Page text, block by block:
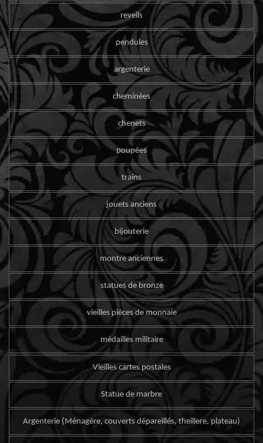
reveils
pendules
argenterie
cheminées
chenets
poupées
trains
jouets anciens
bijouterie
montre anciennes
statues de bronze
vieilles pièces de monnaie
médailles militaire
Vieilles cartes postales
Statue de marbre
Argenterie (Ménagère, couverts dépareillés, theillere, plateau)